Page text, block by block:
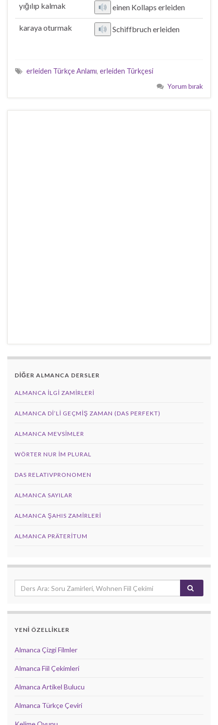
yığılıp kalmak einen Kollaps erleiden
karaya oturmak Schiffbruch erleiden
erleiden Türkçe Anlamı, erleiden Türkçesi
Yorum bırak
DİĞER ALMANCA DERSLER
ALMANCA İLGI ZAMIRLERI
ALMANCA DI’LI GEÇMIŞ ZAMAN (DAS PERFEKT)
ALMANCA MEVSIMLER
WÖRTER NUR IM PLURAL
DAS RELATIVPRONOMEN
ALMANCA SAYILAR
ALMANCA ŞAHIS ZAMIRLERI
ALMANCA PRÄTERITUM
YENİ ÖZELLİKLER
Almanca Çizgi Filmler
Almanca Fiil Çekimleri
Almanca Artikel Bulucu
Almanca Türkçe Çeviri